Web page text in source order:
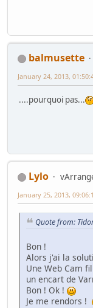
balmusette
January 24, 2013,
....pourquoi pas...
Lylo
January 25, 2013,
Quote from:
Bon !
Alors j'ai la
Une Web Cam
un encart de
Bon ! Ok !
Je me rendors !